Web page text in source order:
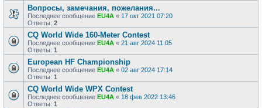
Вопросы, замечания, пожелания...
Последнее сообщение EU4A « 17 окт 2021 07:20
Ответы: 2
CQ World Wide 160-Meter Contest
Последнее сообщение EU4A « 21 авг 2024 11:05
Ответы: 1
European HF Championship
Последнее сообщение EU4A « 02 авг 2024 17:14
Ответы: 1
CQ World Wide WPX Contest
Последнее сообщение EU4A « 18 фев 2022 13:46
Ответы: 1